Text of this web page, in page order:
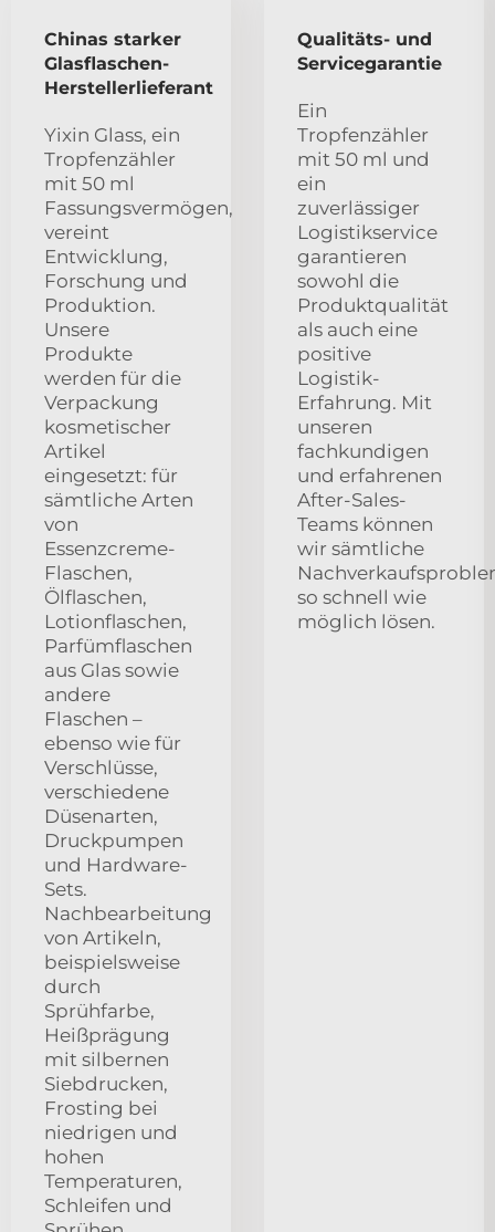
Chinas starker
Glasflaschen-
Herstellerlieferant
Yixin Glass, ein
Tropfenzähler
mit 50 ml
Fassungsvermögen,
vereint
Entwicklung,
Forschung und
Produktion.
Unsere
Produkte
werden für die
Verpackung
kosmetischer
Artikel
eingesetzt: für
sämtliche Arten
von
Essenzcreme-
Flaschen,
Ölflaschen,
Lotionflaschen,
Parfümflaschen
aus Glas sowie
andere
Flaschen –
ebenso wie für
Verschlüsse,
verschiedene
Düsenarten,
Druckpumpen
und Hardware-
Sets.
Nachbearbeitung
von Artikeln,
beispielsweise
durch
Sprühfarbe,
Heißprägung
mit silbernen
Siebdrucken,
Frosting bei
niedrigen und
hohen
Temperaturen,
Schleifen und
Qualitäts- und
Servicegarantie
Ein
Tropfenzähler
mit 50 ml und
ein
zuverlässiger
Logistikservice
garantieren
sowohl die
Produktqualität
als auch eine
positive
Logistik-
Erfahrung. Mit
unseren
fachkundigen
und erfahrenen
After-Sales-
Teams können
wir sämtliche
so schnell wie
möglich lösen.